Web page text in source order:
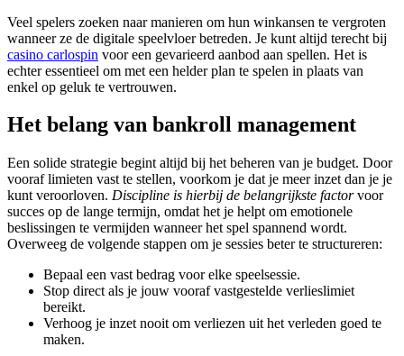
Veel spelers zoeken naar manieren om hun winkansen te vergroten
wanneer ze de digitale speelvloer betreden. Je kunt altijd terecht bij
casino carlospin voor een gevarieerd aanbod aan spellen. Het is
echter essentieel om met een helder plan te spelen in plaats van
enkel op geluk te vertrouwen.
Het belang van bankroll management
Een solide strategie begint altijd bij het beheren van je budget. Door
vooraf limieten vast te stellen, voorkom je dat je meer inzet dan je je
kunt veroorloven. Discipline is hierbij de belangrijkste factorvoor
succes op de lange termijn, omdat het je helpt om emotionele
beslissingen te vermijden wanneer het spel spannend wordt.
Overweeg de volgende stappen om je sessies beter te structureren:
Bepaal een vast bedrag voor elke speelsessie.
Stop direct als je jouw vooraf vastgestelde verlieslimiet
bereikt.
Verhoog je inzet nooit om verliezen uit het verleden goed te
maken.